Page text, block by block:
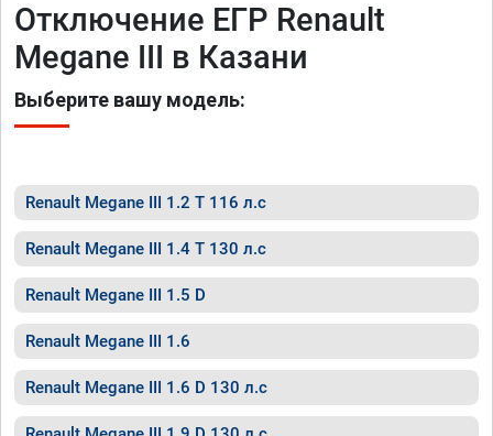
Отключение ЕГР Renault
Megane III в Казани
Выберите вашу модель:
Renault Megane III 1.2 T 116 л.с
Renault Megane III 1.4 T 130 л.с
Renault Megane III 1.5 D
Renault Megane III 1.6
Renault Megane III 1.6 D 130 л.с